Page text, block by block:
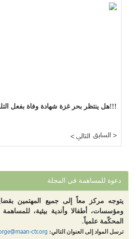
هل ينتظر بحر غزة شهادة وفاة بفعل التلوث!!!
< التالي السابق >
دعوة للمساهمة في المجلة
يتوجه مركز معاً إلى جميع المهتمين بقضايا
ومؤسسات، أطفالا وأندية بيئية، للمساهمة
المحكّمة علمياً.
ترسل المواد إلى العنوان التالي: ctr.org